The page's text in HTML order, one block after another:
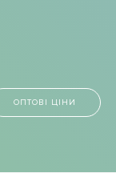
ОПТОВІ ЦІНИ